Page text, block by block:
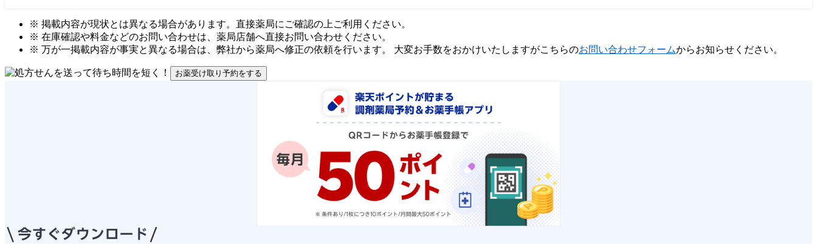
※ 掲載内容が現状とは異なる場合があります。直接薬局にご確認の上ご利用ください。
※ 在庫確認や料金などのお問い合わせは、薬局店舗へ直接お問い合わせください。
※ 万が一掲載内容が事実と異なる場合は、弊社から薬局へ修正の依頼を行います。 大変お手数をおかけいたしますがこちらのお問い合わせフォームからお知らせください。
お薬受け取り予約をする